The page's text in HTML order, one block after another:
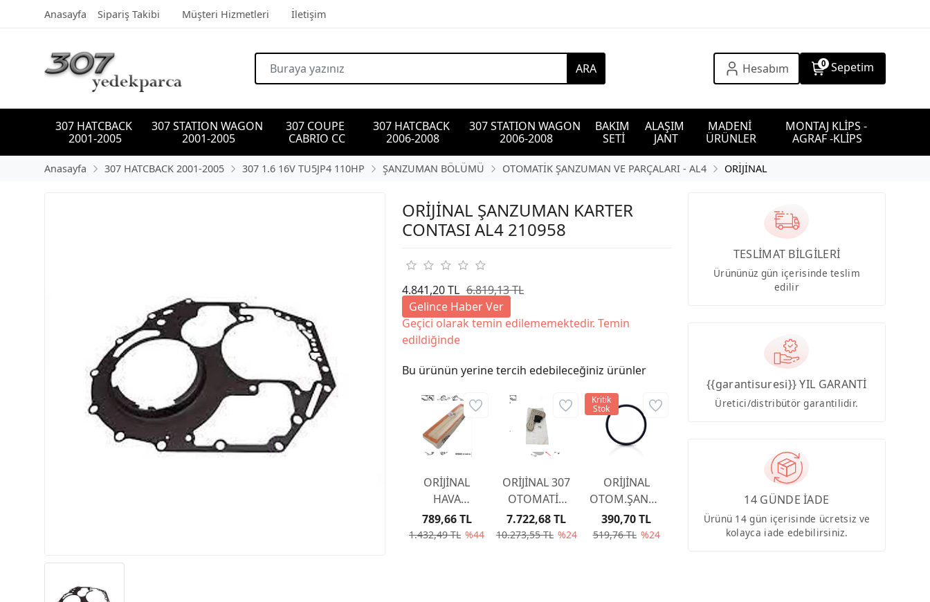
Anasayfa Sipariş Takibi Müşteri Hizmetleri İletişim
ARA Hesabım 0 Sepetim
307 HATCBACK
2001-2005
307 STATION WAGON
2001-2005
307 COUPE
CABRIO CC
307 HATCBACK
2006-2008
307 STATION WAGON
2006-2008
BAKIM
SETİ
ALAŞIM
JANT
MADENİ
ÜRÜNLER
MONTAJ KLİPS -
AGRAF -KLİPS
Anasayfa 307 HATCBACK 2001-2005 307 1.6 16V TU5JP4 110HP ŞANZUMAN BÖLÜMÜ OTOMATİK ŞANZUMAN VE PARÇALARI - AL4 ORİJİNAL
ORİJİNAL ŞANZUMAN KARTER
CONTASI AL4 210958
4.841,20 TL 6.819,13 TL
Gelince Haber Ver
Geçici olarak temin edilememektedir. Temin
edildiğinde
Bu ürünün yerine tercih edebileceğiniz ürünler
ORİJİNAL
HAVA
FİLTRESİ
2005-2008 1.6
1.432,49 TL %44
789,66 TL
ORİJİNAL 307
OTOMATİK
ŞANZUMAN
YAĞ FİLTRESİ
10.273,55 TL %24
7.722,68 TL
ORİJİNAL
OTOM.ŞANZ.LASTİK
CONTA
231251
519,76 TL %24
390,70 TL
Kritik
Stok
TESLİMAT BİLGİLERİ
Ürününüz gün içerisinde teslim
edilir
{{garantisuresi}} YIL GARANTİ
Üretici/distribütör garantilidir.
14 GÜNDE İADE
Ürünü 14 gün içerisinde ücretsiz ve
kolayca iade edebilirsiniz.